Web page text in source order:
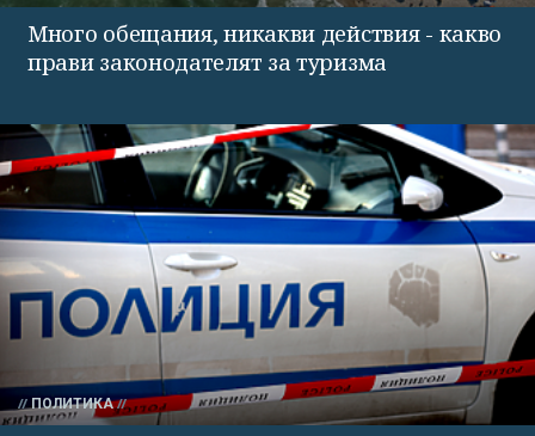
Много обещания, никакви действия - какво
прави законодателят за туризма
ПОЛИТИКА